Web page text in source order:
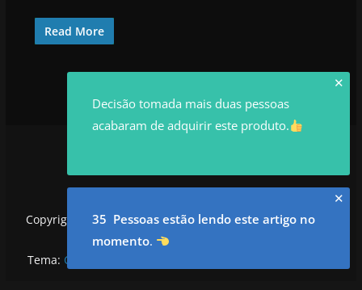
Read More
Copyright © 2026utilidadesrowan.com. Todos os direitos
reservados.
Tema: ColorMag
✕
Decisão tomada mais duas pessoas
acabaram de adquirir este produto.
✕
35 Pessoas estão lendo este artigo no
momento.